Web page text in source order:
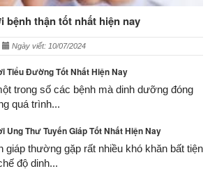
bệnh thận tốt nhất hiện nay
Ngày viết: 10/07/2024
Tiểu Đường Tốt Nhất Hiện Nay
trong số các bệnh mà dinh dưỡng đóng
quá trình...
Ung Thư Tuyến Giáp Tốt Nhất Hiện Nay
giáp thường gặp rất nhiều khó khăn bất tiện
độ dinh...